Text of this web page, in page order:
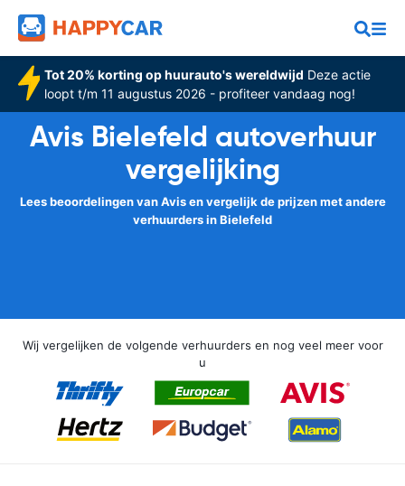
Tot 20% korting op huurauto's wereldwijd Deze actie
loopt t/m 11 augustus 2026 - profiteer vandaag nog!
Avis Bielefeld autoverhuur
vergelijking
Lees beoordelingen van Avis en vergelijk de prijzen met andere
verhuurders in Bielefeld
Wij vergelijken de volgende verhuurders en nog veel meer voor
u